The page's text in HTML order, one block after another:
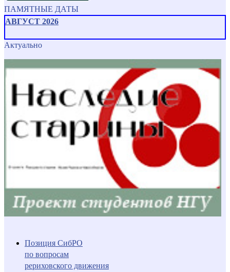
ПАМЯТНЫЕ ДАТЫ
АВГУСТ 2026
Актуально
Позиция СибРО
по вопросам
рериховского движения